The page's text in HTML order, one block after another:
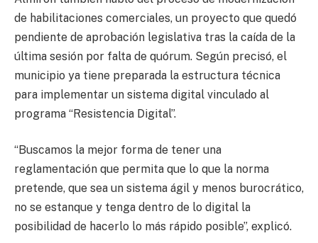
de habilitaciones comerciales, un proyecto que quedó
pendiente de aprobación legislativa tras la caída de la
última sesión por falta de quórum. Según precisó, el
municipio ya tiene preparada la estructura técnica
para implementar un sistema digital vinculado al
programa “Resistencia Digital”.
“Buscamos la mejor forma de tener una
reglamentación que permita que lo que la norma
pretende, que sea un sistema ágil y menos burocrático,
no se estanque y tenga dentro de lo digital la
posibilidad de hacerlo lo más rápido posible”, explicó.